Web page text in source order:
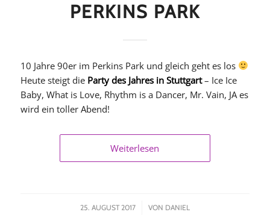
PERKINS PARK
10 Jahre 90er im Perkins Park und gleich geht es los
Heute steigt die Party des Jahres in Stuttgart– Ice Ice
Baby, What is Love, Rhythm is a Dancer, Mr. Vain, JA es
wird ein toller Abend!
Weiterlesen
25. AUGUST 2017
/ VON DANIEL